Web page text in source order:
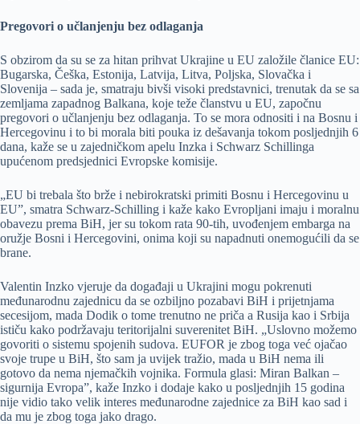
Pregovori o učlanjenju bez odlaganja
S obzirom da su se za hitan prihvat Ukrajine u EU založile članice EU:
Bugarska, Češka, Estonija, Latvija, Litva, Poljska, Slovačka i
Slovenija – sada je, smatraju bivši visoki predstavnici, trenutak da se sa
zemljama zapadnog Balkana, koje teže članstvu u EU, započnu
pregovori o učlanjenju bez odlaganja. To se mora odnositi i na Bosnu i
Hercegovinu i to bi morala biti pouka iz dešavanja tokom posljednjih 6
dana, kaže se u zajedničkom apelu Inzka i Schwarz Schillinga
upućenom predsjednici Evropske komisije.
„EU bi trebala što brže i nebirokratski primiti Bosnu i Hercegovinu u
EU”, smatra Schwarz-Schilling i kaže kako Evropljani imaju i moralnu
obavezu prema BiH, jer su tokom rata 90-tih, uvođenjem embarga na
oružje Bosni i Hercegovini, onima koji su napadnuti onemogućili da se
brane.
Valentin Inzko vjeruje da događaji u Ukrajini mogu pokrenuti
međunarodnu zajednicu da se ozbiljno pozabavi BiH i prijetnjama
secesijom, mada Dodik o tome trenutno ne priča a Rusija kao i Srbija
ističu kako podržavaju teritorijalni suverenitet BiH. „Uslovno možemo
govoriti o sistemu spojenih sudova. EUFOR je zbog toga već ojačao
svoje trupe u BiH, što sam ja uvijek tražio, mada u BiH nema ili
gotovo da nema njemačkih vojnika. Formula glasi: Miran Balkan –
sigurnija Evropa”, kaže Inzko i dodaje kako u posljednjih 15 godina
nije vidio tako velik interes međunarodne zajednice za BiH kao sad i
da mu je zbog toga jako drago.